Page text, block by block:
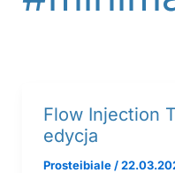
Flow Injection
edycja
Prosteibiale /